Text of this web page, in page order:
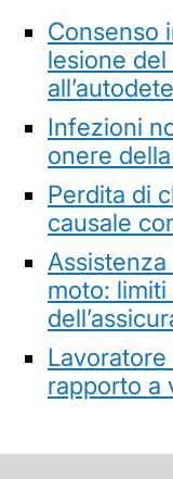
Consenso
lesione
Infezioni
onere
Perdita di
causale
Assistenza
moto:
rapporto a